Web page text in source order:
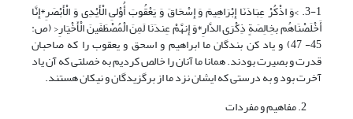
3-1. >وَ اذْکُرْ عِبَادَنَا إِبْرَاهِیمَ وَ إِسْحَاقَ وَ یَعْقُوبَ أُوْلىِ الْأَیْدِى وَ الْأَبْصَرِ*إِنَّا
أَخْلَصْنَاهُم بخِالِصَةٍ ذِکْرَى الدَّارِ*وَ إِنهَّمْ عِندَنَا لَمِنَ الْمُصْطَفَینَ الْأَخْیَارِ< (ص:
45- 47) و یاد کن بندگان ما ابراهیم و اسحق و یعقوب را که صاحبان
قدرت و بصیرت بودند. همانا ما آنان را خالص کردیم به خصلتى که آن یاد
آخرت بود و به درستى که ایشان نزد ما از برگزیدگان و نیکان هستند.
مفاهیم و مفردات